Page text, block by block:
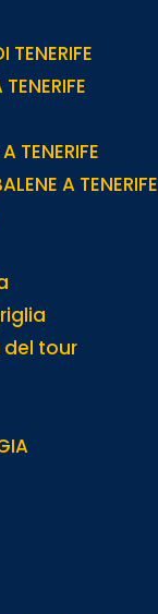
TENERIFE
TENERIFE
A TENERIFE
del tour